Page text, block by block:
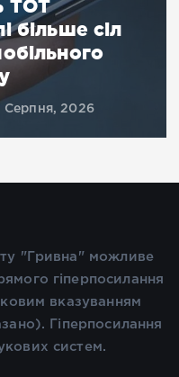
масованих
людини, серед
Храбан Діана
"Гривна" можливе
гіперпосилання
вказуванням
Гіперпосилання
систем.